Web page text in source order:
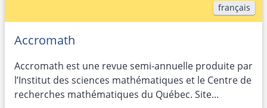
français
Accromath
Accromath est une revue semi-annuelle produite par
l’Institut des sciences mathématiques et le Centre de
recherches mathématiques du Québec. Site...